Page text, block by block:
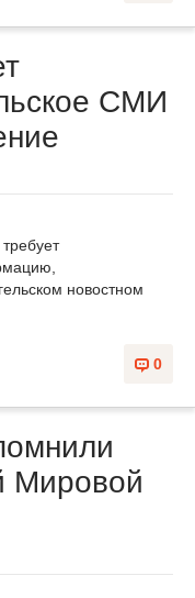
СМИ
новостном
0
Мировой